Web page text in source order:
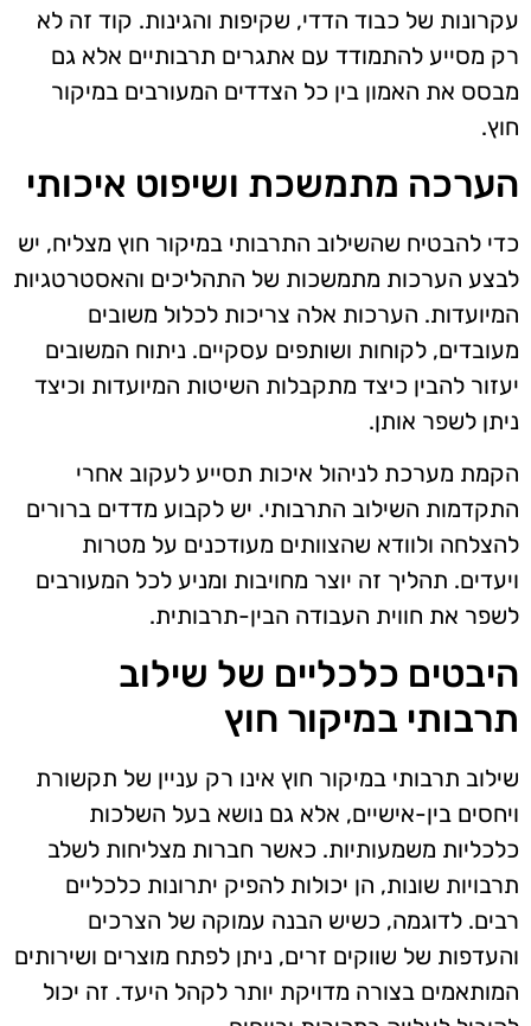
עקרונות של כבוד הדדי, שקיפות והגינות. קוד זה לא
רק מסייע להתמודד עם אתגרים תרבותיים אלא גם
מבסס את האמון בין כל הצדדים המעורבים במיקור
חוץ.
הערכה מתמשכת ושיפוט איכותי
כדי להבטיח שהשילוב התרבותי במיקור חוץ מצליח, יש
לבצע הערכות מתמשכות של התהליכים והאסטרטגיות
המיועדות. הערכות אלה צריכות לכלול משובים
מעובדים, לקוחות ושותפים עסקיים. ניתוח המשובים
יעזור להבין כיצד מתקבלות השיטות המיועדות וכיצד
ניתן לשפר אותן.
הקמת מערכת לניהול איכות תסייע לעקוב אחרי
התקדמות השילוב התרבותי. יש לקבוע מדדים ברורים
להצלחה ולוודא שהצוותים מעודכנים על מטרות
ויעדים. תהליך זה יוצר מחויבות ומניע לכל המעורבים
לשפר את חווית העבודה הבין-תרבותית.
היבטים כלכליים של שילוב
תרבותי במיקור חוץ
שילוב תרבותי במיקור חוץ אינו רק עניין של תקשורת
ויחסים בין-אישיים, אלא גם נושא בעל השלכות
כלכליות משמעותיות. כאשר חברות מצליחות לשלב
תרבויות שונות, הן יכולות להפיק יתרונות כלכליים
רבים. לדוגמה, כשיש הבנה עמוקה של הצרכים
והעדפות של שווקים זרים, ניתן לפתח מוצרים ושירותים
המותאמים בצורה מדויקת יותר לקהל היעד. זה יכול